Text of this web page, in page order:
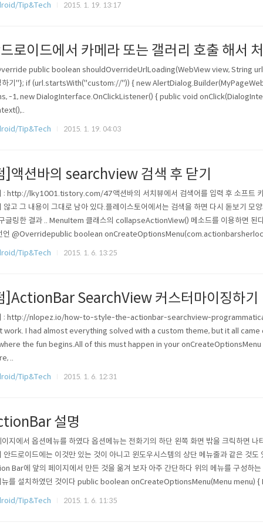
Tip&Tech 2015. 1. 19. 13:17
로이드에서 카메라 또는 갤러리 호출 해서
public boolean shouldOverrideUrlLoading(WebView view, String
하기"}; if (url.startsWith("custom://")) { new
-1, new DialogInterface.OnClickListener() { public void
Tip&Tech
2015. 1. 19. 04:03
]액션바의 searchview 검색 후 닫기
: http://lky1001.tistory.com/47액션바의 서치뷰에서 검색어를 입력 후 소프트 키
않고 그 내용이 그대로 남아 있다.플레이스토어에서는 검색을 하면 다시 돋보기 모
글링한 결과 .. MenuItem 클래스의 collapseActionView() 메소드를 이용하면
언 @Overridepublic boolean
Tip&Tech 2015. 1. 6. 13:25
]ActionBar SearchView 커스터마이징하기
: http://nlopez.io/how-to-style-the-actionbar-searchview-
work. I had almost everything solved with a custom theme, but it all
the fun begins.All of this must happen in your
..
Tip&Tech
2015. 1. 6. 12:31
설명
지에서 옵션메뉴를 하였다 옵션메뉴는 전화기의 하단 왼쪽 화면 밖을 크릭하면
안드로이드에는 이것만 있는 것이 아니고 윈도우시스템의 상단 메뉴줄과 같은 것
Bar에 앞의 페이지에서 만든 것을 옮겨 보자 아주 간단하다 위의 메뉴를 구성하
뉴를 설치하였던 것이다 public boolean onCreateOptionsMenu(Menu
Tip&Tech 2015. 1. 6. 11:35